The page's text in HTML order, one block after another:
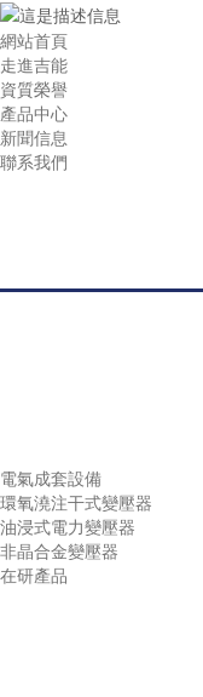
網站首頁
走進吉能
資質榮譽
產品中心
新聞信息
聯系我們
電氣成套設備
環氧澆注干式變壓器
油浸式電力變壓器
非晶合金變壓器
在研產品